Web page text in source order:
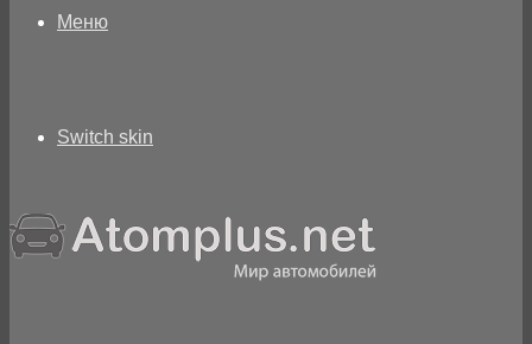
Меню
Switch skin